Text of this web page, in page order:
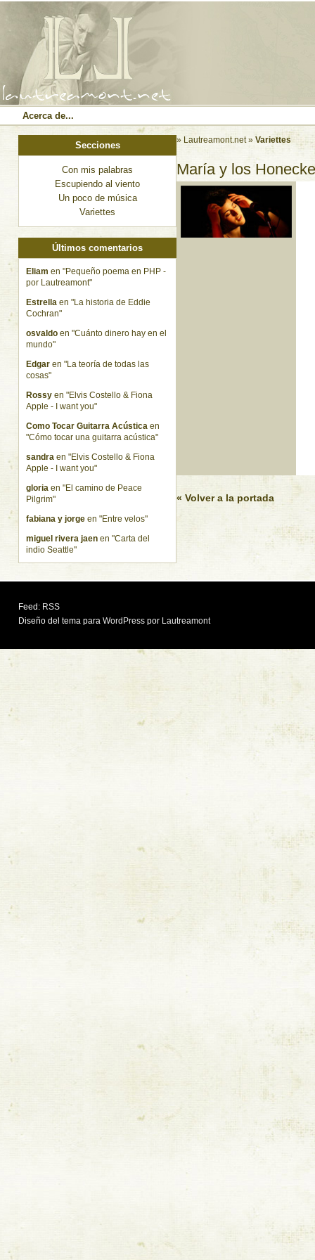
Acerca de...
» Lautreamont.net» Variettes
María y los
« Volver a la portada
Secciones
Con mis palabras
Escupiendo al viento
Un poco de música
Variettes
Últimos comentarios
Eliam en "Pequeño poema en PHP -
por Lautreamont"
Estrella en "La historia de Eddie
Cochran"
osvaldo en "Cuánto dinero hay en el
mundo"
Edgar en "La teoría de todas las
cosas"
Rossy en "Elvis Costello & Fiona
Apple - I want you"
Como Tocar Guitarra Acústica en
"Cómo tocar una guitarra acústica"
sandra en "Elvis Costello & Fiona
Apple - I want you"
gloria en "El camino de Peace
Pilgrim"
fabiana y jorge en "Entre velos"
miguel rivera jaen en "Carta del
indio Seattle"
Feed: RSS
Diseño del tema para WordPress por Lautreamont